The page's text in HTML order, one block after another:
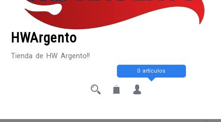
HWArgento
Tienda de HW Argento!!
0 artículos